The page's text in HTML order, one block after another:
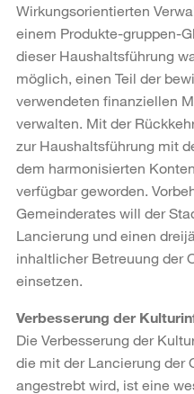
Wirkungsorientierten
einem Produkte-gruppen-
dieser Haushaltsführung
möglich, einen Teil der
verwendeten finanziellen
verwalten. Mit der
zur Haushaltsführung mit
dem harmonisierten
verfügbar geworden.
Gemeinderates will der
Lancierung und einen
inhaltlicher Betreuung der
einsetzen.
Verbesserung der
Die Verbesserung der
die mit der Lancierung der
angestrebt wird, ist eine